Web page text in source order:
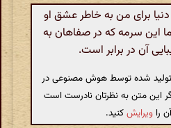
برای من به خاطر عشق او
این سرمه که در صفاهان به
آن در برابر است.
تولید شده توسط هوش مصنوعی در
این متن به نظرتان نادرست است
را ویرایشکنید.